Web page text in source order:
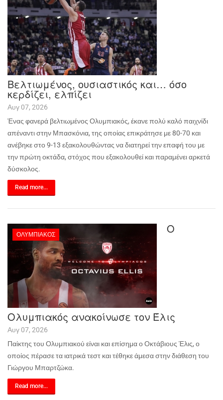
Βελτιωμένος, ουσιαστικός και… όσο
κερδίζει, ελπίζει
Αυγ 07, 2026
Ένας φανερά βελτιωμένος Ολυμπιακός, έκανε πολύ καλό παιχνίδι
απέναντι στην Μπασκόνια, της οποίας επικράτησε με 80-70 και
ανέβηκε στο 9-13 εξακολουθώντας να διατηρεί την επαφή του με
την πρώτη οκτάδα, στόχος που εξακολουθεί και παραμένει αρκετά
δύσκολος.
Read more...
ΟΛΥΜΠΙΑΚΌΣ Ο
Ολυμπιακός ανακοίνωσε τον Έλις
Αυγ 07, 2026
Παίκτης του Ολυμπιακού είναι και επίσημα ο Οκτάβιους Έλις, ο
οποίος πέρασε τα ιατρικά τεστ και τέθηκε άμεσα στην διάθεση του
Γιώργου Μπαρτζώκα.
Read more...